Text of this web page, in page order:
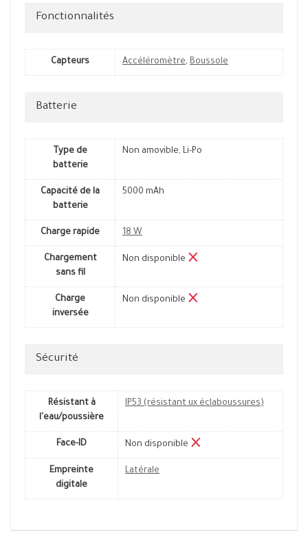
Fonctionnalités
Capteurs Accéléromètre, Boussole
Batterie
Type de
batterie
Non amovible, Li-Po
Capacité de la
batterie
5000 mAh
Charge rapide 18 W
Chargement
sans fil
Non disponible
Charge
inversée
Non disponible
Sécurité
Résistant à
l'eau/poussière
IP53 (résistant ux éclaboussures)
Face-ID Non disponible
Empreinte
digitale
Latérale